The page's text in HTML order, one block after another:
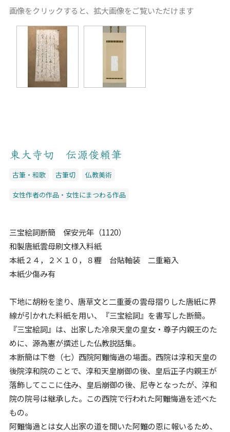
画像をクリックすると、拡大画像をご覧いただけます
東大寺切 伝源俊頼筆
古筆・和歌 古筆切 仏教美術
女性作者の作品・女性にまつわる作品
三宝絵詞断簡 保安元年（1120）
和製唐紙雲母刷文様入料紙
本紙２４，２×１０，８糎 台貼軸装 二重箱入
本紙少傷み有
下地に胡粉を塗り、唐草文と二重菱の雲母摺りした唐紙に界
線が引かれた料紙を用い、『三宝絵詞』を書写した断簡。
『三宝絵詞』は、出家した冷泉天皇の皇女・尊子内親王のた
めに、源為憲が撰述した仏教説話集。
本断簡は下巻（七）西院阿難悔過の場面。西院は淳和天皇の
後院淳和院のことで、淳和天皇崩御の後、皇后正子内親王が
落飾してここに住み、皇后崩御の後、尼寺となったが、淳和
院の院号は継承した。この西院で行われた阿難悔過を述べた
もの。
阿難悔過とは女人出家の道を開いた阿難の恩に報いるため、